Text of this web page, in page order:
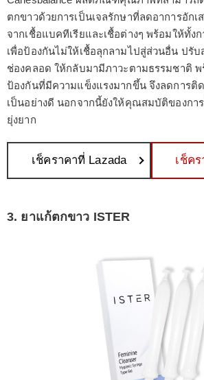
ตกขาวด้วยการเป็นเจลรักษาที่ลดอาการอักเ
จากเชื้อแบคทีเรียและเชื้อต่างๆ พร้อมให้ทั้ง
เพื่อป้องกันไม่ให้เชื้อลุกลามไปสู่ส่วนอื่น ปรั
ช่องคลอด ให้กลับมามีภาวะตามธรรมชาติ พ
ป้องกันที่มีความแข็งแรงมากขึ้น จึงลดการติ
เป็นอย่างดี นอกจากนี้ยังให้คุณสมบัติของกา
ยุ่งยาก
เช็คราคาที่ Lazada เช็ค
3. ยาแก้ตกขาว ISTER